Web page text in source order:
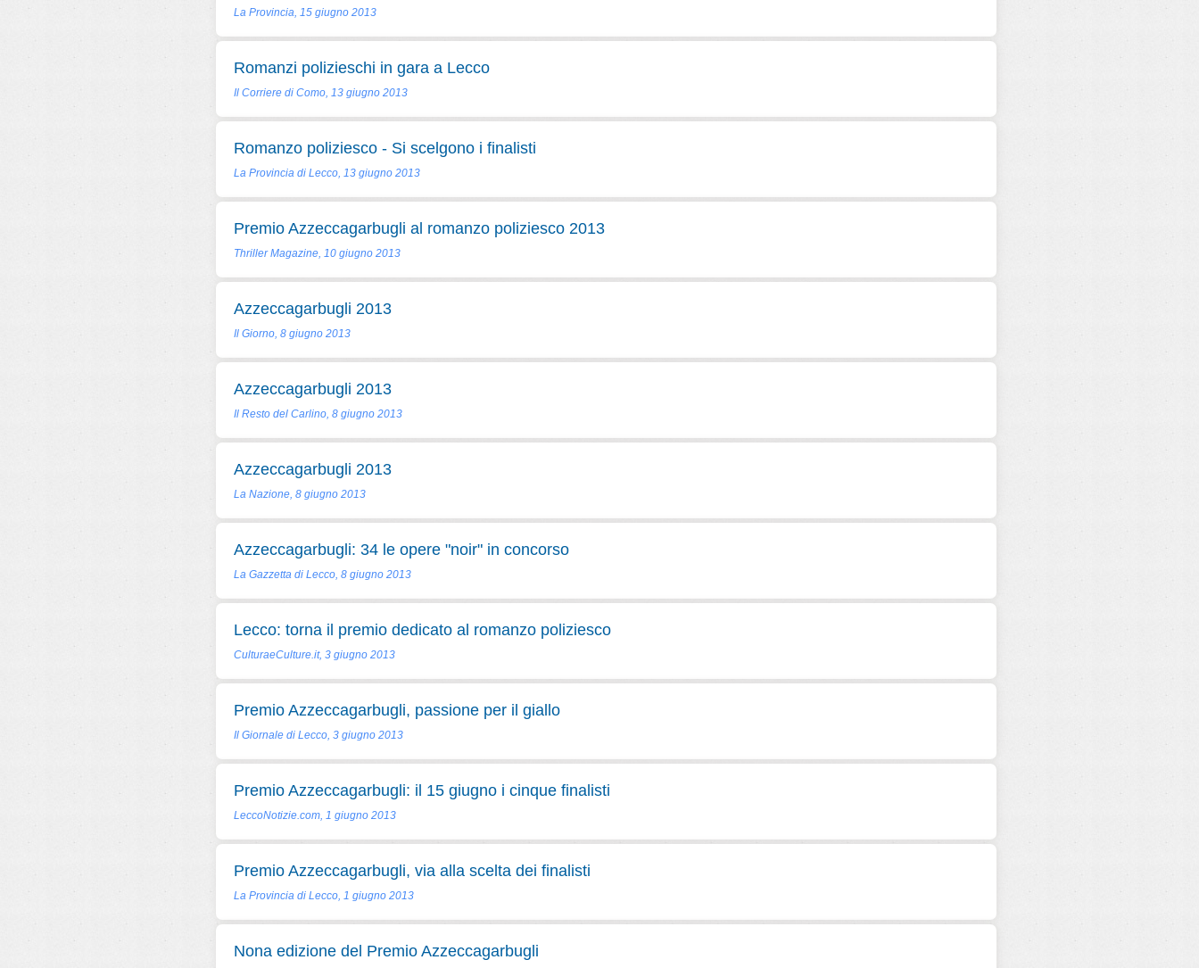
La Provincia, 15 giugno 2013
Romanzi polizieschi in gara a Lecco
Il Corriere di Como, 13 giugno 2013
Romanzo poliziesco - Si scelgono i finalisti
La Provincia di Lecco, 13 giugno 2013
Premio Azzeccagarbugli al romanzo poliziesco 2013
Thriller Magazine, 10 giugno 2013
Azzeccagarbugli 2013
Il Giorno, 8 giugno 2013
Azzeccagarbugli 2013
Il Resto del Carlino, 8 giugno 2013
Azzeccagarbugli 2013
La Nazione, 8 giugno 2013
Azzeccagarbugli: 34 le opere "noir" in concorso
La Gazzetta di Lecco, 8 giugno 2013
Lecco: torna il premio dedicato al romanzo poliziesco
CulturaeCulture.it, 3 giugno 2013
Premio Azzeccagarbugli, passione per il giallo
Il Giornale di Lecco, 3 giugno 2013
Premio Azzeccagarbugli: il 15 giugno i cinque finalisti
LeccoNotizie.com, 1 giugno 2013
Premio Azzeccagarbugli, via alla scelta dei finalisti
La Provincia di Lecco, 1 giugno 2013
Nona edizione del Premio Azzeccagarbugli